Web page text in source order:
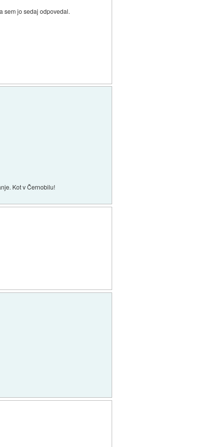
sem jo sedaj odpovedal.
Kot v Černobilu!